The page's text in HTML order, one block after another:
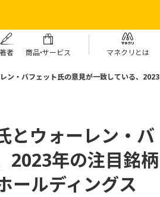
著者 商品・サービス マネクリとは
ン・バフェット氏の意見が一致している、2023
とウォーレン・バ
2023年の注目銘柄
ールディングス